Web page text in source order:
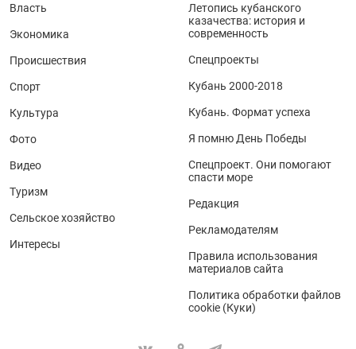
Власть
Экономика
Происшествия
Спорт
Культура
Фото
Видео
Туризм
Сельское хозяйство
Интересы
Летопись кубанского
казачества: история и
современность
Спецпроекты
Кубань 2000-2018
Кубань. Формат успеха
Я помню День Победы
Спецпроект. Они помогают
спасти море
Редакция
Рекламодателям
Правила использования
материалов сайта
Политика обработки файлов
cookie (Куки)